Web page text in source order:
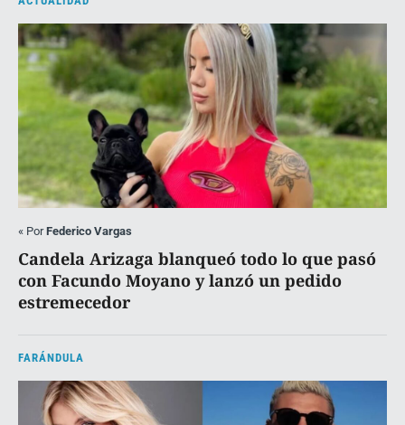
« PorFederico Vargas
Candela Arizaga blanqueó todo lo que pasó
con Facundo Moyano y lanzó un pedido
estremecedor
FARÁNDULA